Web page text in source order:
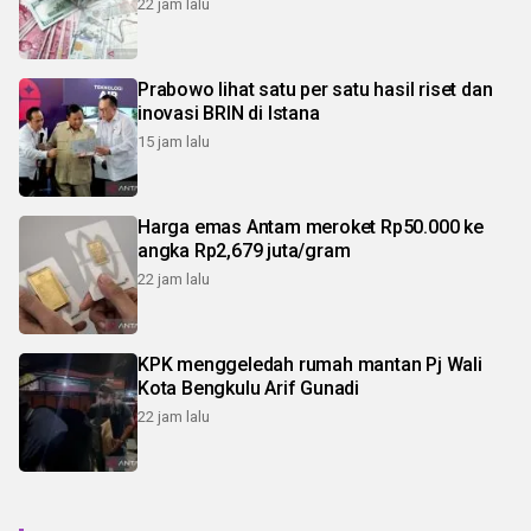
22 jam lalu
Prabowo lihat satu per satu hasil riset dan
inovasi BRIN di Istana
15 jam lalu
Harga emas Antam meroket Rp50.000 ke
angka Rp2,679 juta/gram
22 jam lalu
KPK menggeledah rumah mantan Pj Wali
Kota Bengkulu Arif Gunadi
22 jam lalu